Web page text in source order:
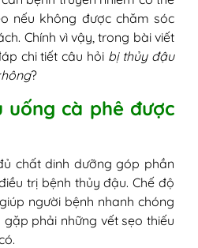
nếu không được chăm sóc
Chính vì vậy, trong bài viết
chi tiết câu hỏi bị thủy đậu
?
uống cà phê được
chất dinh dưỡng góp phần
trị bệnh thủy đậu. Chế độ
người bệnh nhanh chóng
phải những vết sẹo thiếu